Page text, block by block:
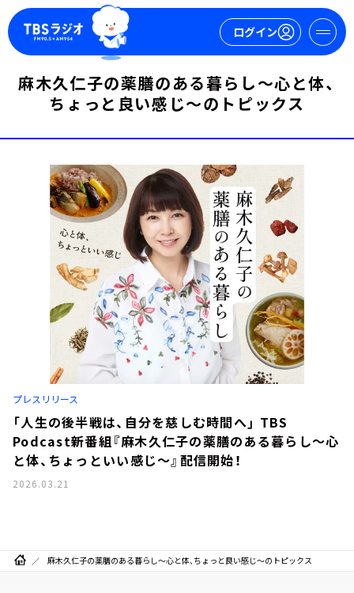
ログイン
マイページ
ログイン 新規会員登録
今日の番組表
週間番組表
トピックス
TBS Podcast
お知らせ
イベント・グッズ
YouTube
会社情報
麻木久仁子の薬膳のある暮らし～心と体、
ちょっと良い感じ～のトピックス
プレスリリース
「人生の後半戦は、自分を慈しむ時間へ」 TBS
Podcast新番組『麻木久仁子の薬膳のある暮らし～心
と体、ちょっといい感じ～』配信開始！
2026.03.21
麻木久仁子の薬膳のある暮らし～心と体、ちょっと良い感じ～のトピックス